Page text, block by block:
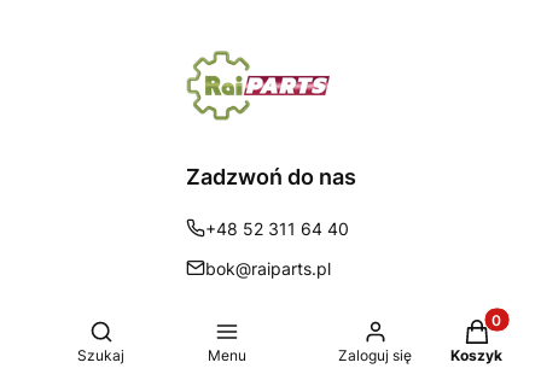
Zadzwoń do nas
+48 52 311 64 40
bok@raiparts.pl
Otwórz wyszukiwarkę
Szukaj Menu Zaloguj się Koszyk